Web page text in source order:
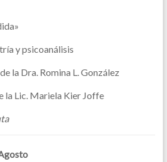
y psicoanálisis
la Dra. Romina L. González
la Lic. Mariela Kier Joffe